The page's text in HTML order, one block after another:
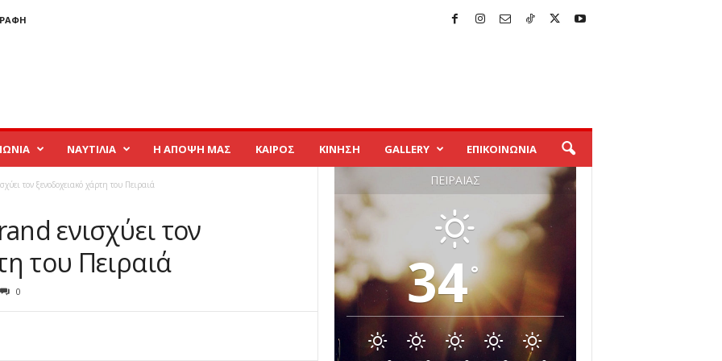
ΝΑΥΤΙΛΙΑ Η ΑΠΟΨΗ ΜΑΣ ΚΑΙΡΟΣ ΚΙΝΗΣΗ GALLERY ΕΠΙΚΟΙΝΩΝΙΑ
τον ξενοδοχειακό χάρτη του Πειραιά
ενισχύει τον
του Πειραιά
0
ΠΕΙΡΑΙΆΣ
34°